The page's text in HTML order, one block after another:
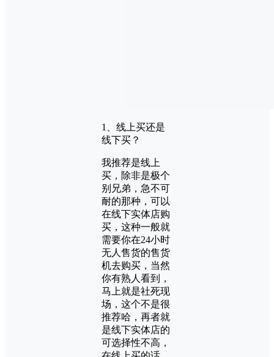
1、线上买还是
线下买？
我推荐是线上
买，除非是极个
别兄弟，急不可
耐的那种，可以
在线下实体店购
买，这种一般就
需要你在24小时
无人售货的售货
机去购买，当然
你有熟人看到，
马上就是社死现
场，这个不是很
推荐哈，再者就
是线下实体店的
可选择性不高，